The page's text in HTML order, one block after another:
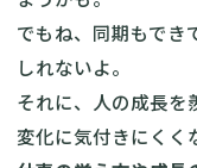
でもね、同期もでき
しれないよ。
それに、人の成長を
変化に気付きにくく